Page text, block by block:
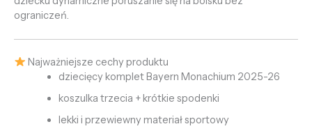
ograniczeń.
Najważniejsze cechy produktu
dziecięcy komplet Bayern Monachium 2025-26
koszulka trzecia + krótkie spodenki
lekki i przewiewny materiał sportowy